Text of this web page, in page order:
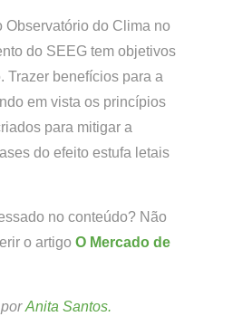
Observatório do Clima no
do SEEG tem objetivos
Trazer benefícios para a
em vista os princípios
para mitigar a
do efeito estufa letais
no conteúdo? Não
o artigo O Mercado de
Anita Santos.